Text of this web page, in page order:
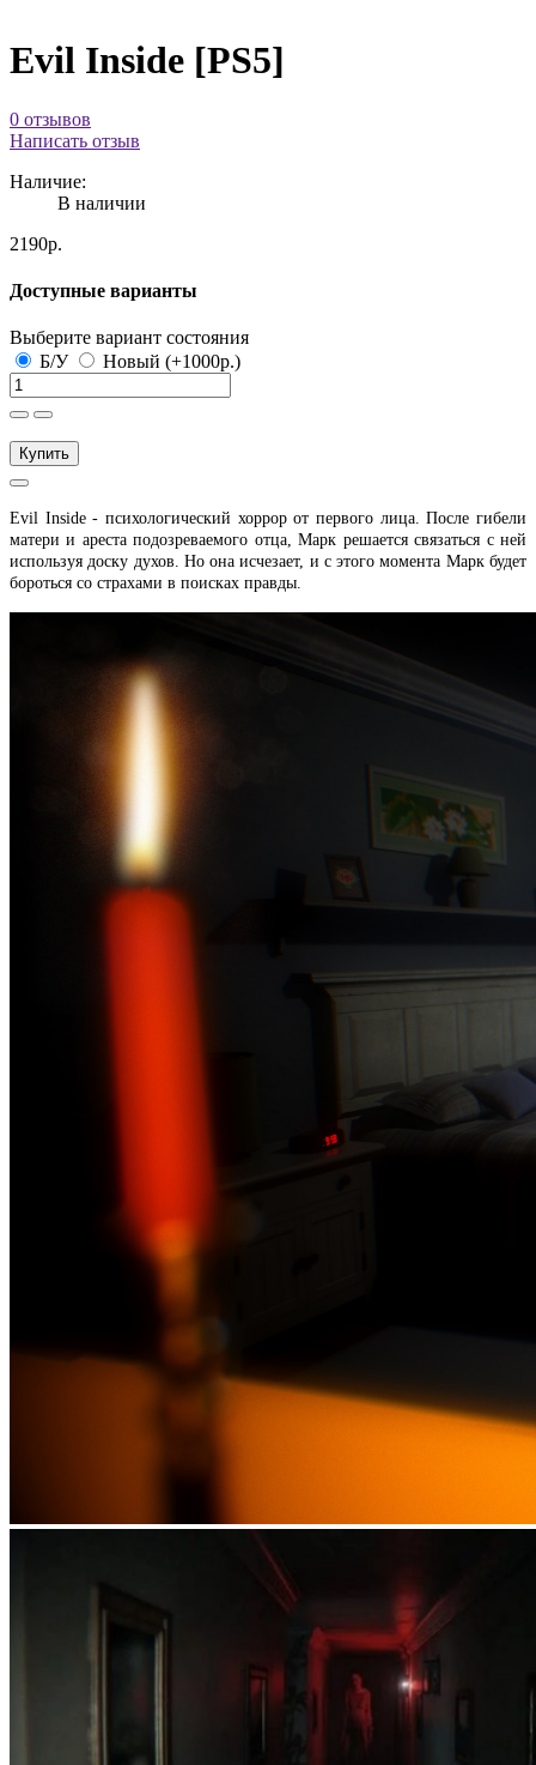
Evil Inside [PS5]
0 отзывов
Написать отзыв
Наличие:
В наличии
2190р.
Доступные варианты
Выберите вариант состояния
Б/У
Новый (+1000р.)
Купить
Evil Inside - психологический хоррор от первого лица. После гибели
матери и ареста подозреваемого отца, Марк решается связаться с ней
используя доску духов. Но она исчезает, и с этого момента Марк будет
бороться со страхами в поисках правды.